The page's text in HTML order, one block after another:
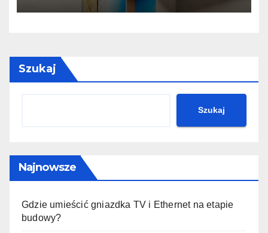
Szukaj
Szukaj
Najnowsze
Gdzie umieścić gniazdka TV i Ethernet na etapie
budowy?